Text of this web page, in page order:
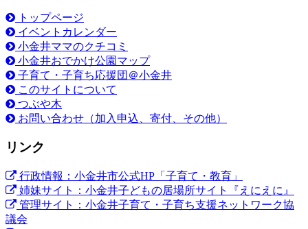
トップページ
イベントカレンダー
小金井ママのクチコミ
小金井おでかけ公園マップ
子育て・子育ち応援団＠小金井
このサイトについて
つぶや木
お問い合わせ（加入申込、寄付、その他）
リンク
行政情報：小金井市公式HP「子育て・教育」
姉妹サイト：小金井子どもの居場所サイト『えにえに』
管理サイト：小金井子育て・子育ち支援ネットワーク協
議会